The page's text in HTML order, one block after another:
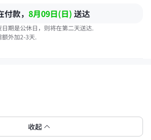
付款， 8月09日(日) 送达
期是公休日，则将在第二天送达.
外加2-3天.
收起